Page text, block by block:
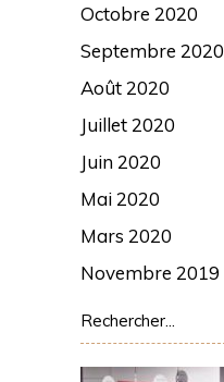
Octobre 2020
Septembre 2020
Août 2020
Juillet 2020
Juin 2020
Mai 2020
Mars 2020
Novembre 2019